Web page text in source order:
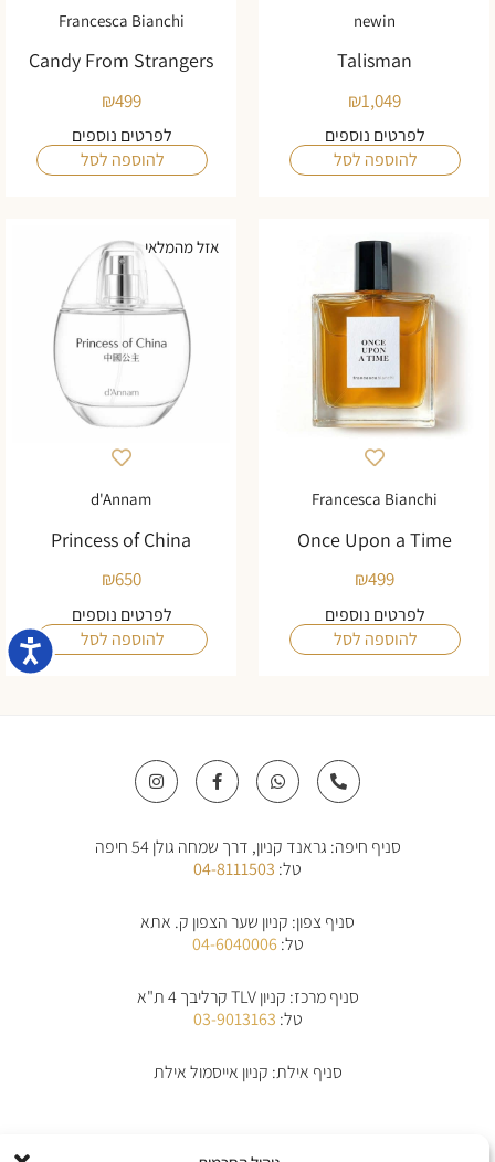
newin
Talisman
₪1,049
לפרטים נוספים
להוספה לסל
Francesca Bianchi
Candy From Strangers
₪499
לפרטים נוספים
להוספה לסל
Francesca Bianchi
Once Upon a Time
₪499
לפרטים נוספים
להוספה לסל
אזל מהמלאי
d'Annam
Princess of China
₪650
לפרטים נוספים
להוספה לסל
P
h
o
-
W
h
a
a
p
F
a
c
o
o
k
f
I
n
s
g
סניף חיפה: גראנד קניון, דרך שמחה גולן 54 חיפה
טל:04-8111503
סניף צפון: קניון שער הצפון ק. אתא
טל:04-6040006
סניף מרכז: קניון TLV קרליבך 4 ת"א
טל:03-9013163
סניף אילת: קניון אייסמול אילת